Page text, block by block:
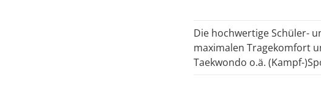
Die hochwertige Schüler-
maximalen Tragekomfort
Taekwondo o.ä. (Kampf-